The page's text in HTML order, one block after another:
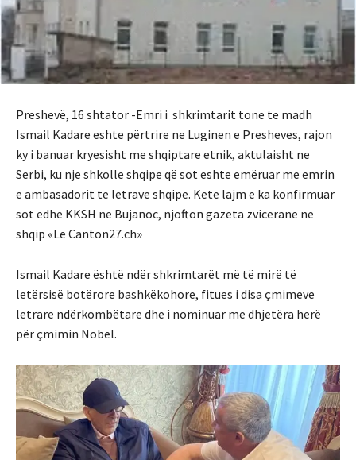
Preshevë, 16 shtator -Emri i shkrimtarit tone te madh
Ismail Kadare eshte përtrire ne Luginen e Presheves, rajon
ky i banuar kryesisht me shqiptare etnik, aktulaisht ne
Serbi, ku nje shkolle shqipe që sot eshte emëruar me emrin
e ambasadorit te letrave shqipe. Kete lajm e ka konfirmuar
sot edhe KKSH ne Bujanoc, njofton gazeta zvicerane ne
shqip «Le Canton27.ch»
Ismail Kadare është ndër shkrimtarët më të mirë të
letërsisë botërore bashkëkohore, fitues i disa çmimeve
letrare ndërkombëtare dhe i nominuar me dhjetëra herë
për çmimin Nobel.